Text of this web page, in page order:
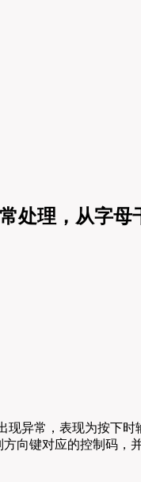
处理，从字母
现异常，表现为按下
方向键对应的控制码